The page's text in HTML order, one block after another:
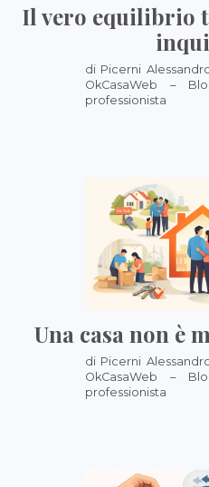
Il vero equilibrio
di Picerni
OkCasaWeb –
professionista
Una casa non è
di Picerni
OkCasaWeb –
professionista